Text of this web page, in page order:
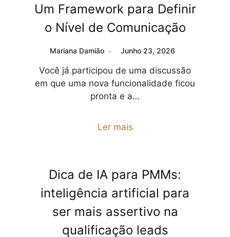
Um Framework para Definir
o Nível de Comunicação
Mariana Damião Junho 23, 2026
Você já participou de uma discussão
em que uma nova funcionalidade ficou
pronta e a…
Ler mais
Dica de IA para PMMs:
inteligência artificial para
ser mais assertivo na
qualificação leads